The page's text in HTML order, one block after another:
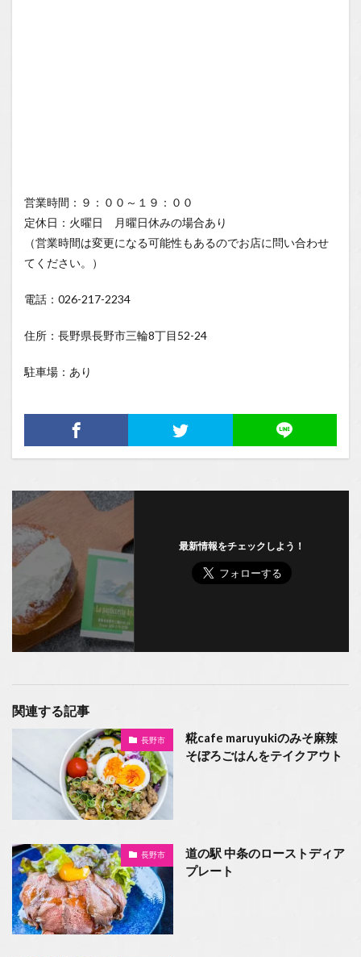
営業時間：９：００～１９：００
定休日：火曜日 月曜日休みの場合あり
（営業時間は変更になる可能性もあるのでお店に問い合わせ
てください。）
電話：026-217-2234
住所：長野県長野市三輪8丁目52-24
駐車場：あり
最新情報をチェックしよう！
関連する記事
長野市
糀cafe maruyukiのみそ麻辣
そぼろごはんをテイクアウト
長野市
道の駅 中条のローストディア
プレート